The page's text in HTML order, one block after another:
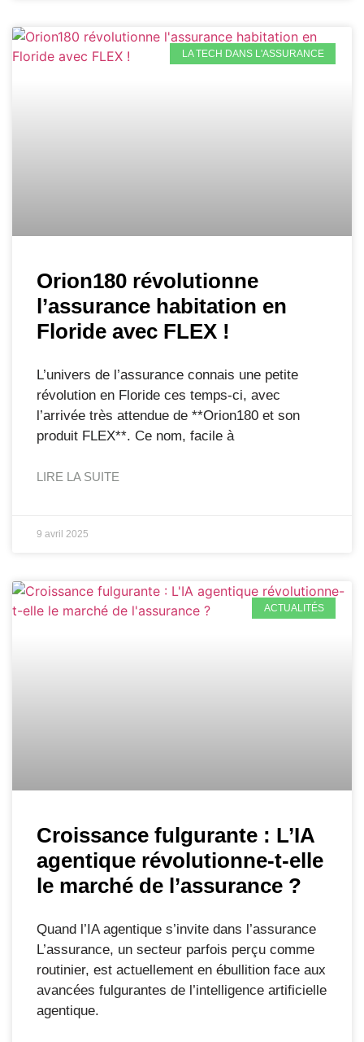
LA TECH DANS L'ASSURANCE
Orion180 révolutionne
l’assurance habitation en
Floride avec FLEX !
L’univers de l’assurance connais une petite
révolution en Floride ces temps-ci, avec
l’arrivée très attendue de **Orion180 et son
produit FLEX**. Ce nom, facile à
LIRE LA SUITE
9 avril 2025
ACTUALITÉS
Croissance fulgurante : L’IA
agentique révolutionne-t-elle
le marché de l’assurance ?
Quand l’IA agentique s’invite dans l’assurance
L’assurance, un secteur parfois perçu comme
routinier, est actuellement en ébullition face aux
avancées fulgurantes de l’intelligence artificielle
agentique.